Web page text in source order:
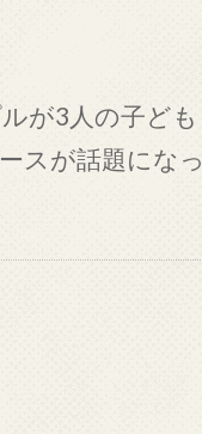
が3人の子ども
スが話題になっ